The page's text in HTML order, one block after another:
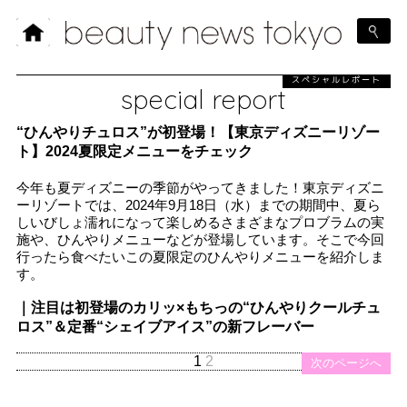
special report
スペシャルレポート
“ひんやりチュロス”が初登場！【東京ディズニーリゾー
ト】2024夏限定メニューをチェック
今年も夏ディズニーの季節がやってきました！東京ディズニ
ーリゾートでは、2024年9月18日（水）までの期間中、夏ら
しいびしょ濡れになって楽しめるさまざまなプロブラムの実
施や、ひんやりメニューなどが登場しています。そこで今回
行ったら食べたいこの夏限定のひんやりメニューを紹介しま
す。
｜注目は初登場のカリッ×もちっの“ひんやりクールチュ
ロス”＆定番“シェイブアイス”の新フレーバー
次のページへ
1 2